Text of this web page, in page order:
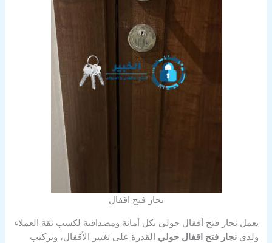
نجار فتح اقفال
يعمل نجار فتح أقفال حولي بكل أمانة ومصداقية لكسب ثقة العملاء
ولدينجار فتح اقفال حولي القدرة على تغيير الأقفال، وتركيب